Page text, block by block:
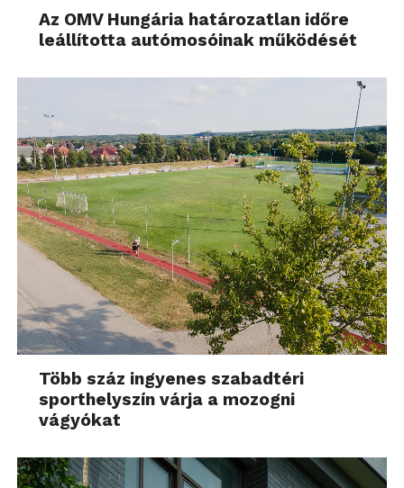
Az OMV Hungária határozatlan időre
leállította autómosóinak működését
Több száz ingyenes szabadtéri
sporthelyszín várja a mozogni
vágyókat